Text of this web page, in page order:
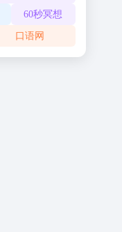
60秒冥想
口语网